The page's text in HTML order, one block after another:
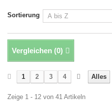
Sortierung
Vergleichen (0)
Alles
1 2 3 4
Zeige 1 - 12 von 41 Artikeln